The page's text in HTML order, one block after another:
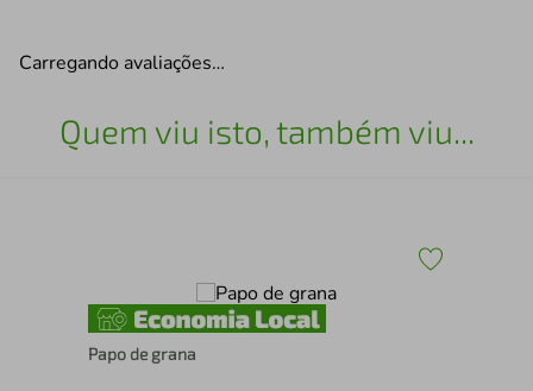
Carregando avaliações…
Quem viu isto, também viu...
Papo de grana